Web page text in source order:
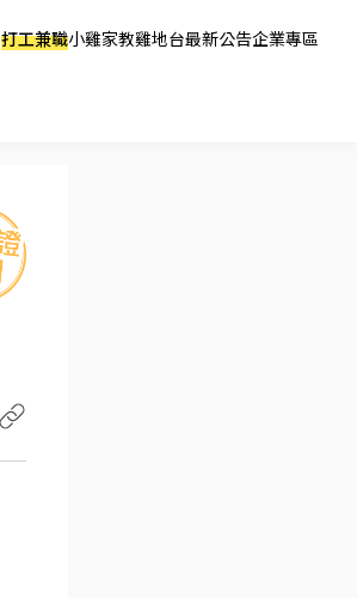
打工兼職小雞家教雞地台最新公告企業專區